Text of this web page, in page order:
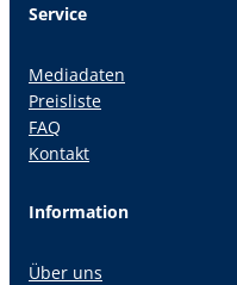
Service
Mediadaten
Preisliste
FAQ
Kontakt
Information
Über uns